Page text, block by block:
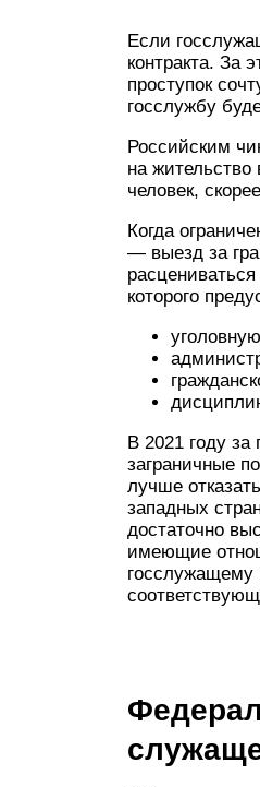
Если
контракта. За
проступок
госслужбу
Российским
на жительство
человек,
Когда
— выезд за
которого
В 2021 году за
заграничные
лучше
западных
достаточно
имеющие
госслужащему